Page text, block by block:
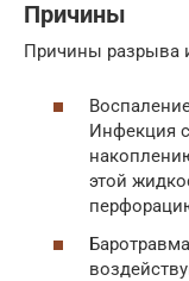
Причины
Причины разрыва
Инфекция
этой